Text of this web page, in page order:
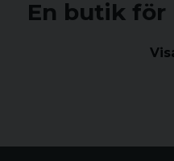
En butik för
Oavsett ditt område finner